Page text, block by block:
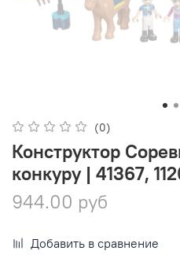
(0)
Конструктор
конкуру | 41367,
944.00 руб
Добавить в сравнение